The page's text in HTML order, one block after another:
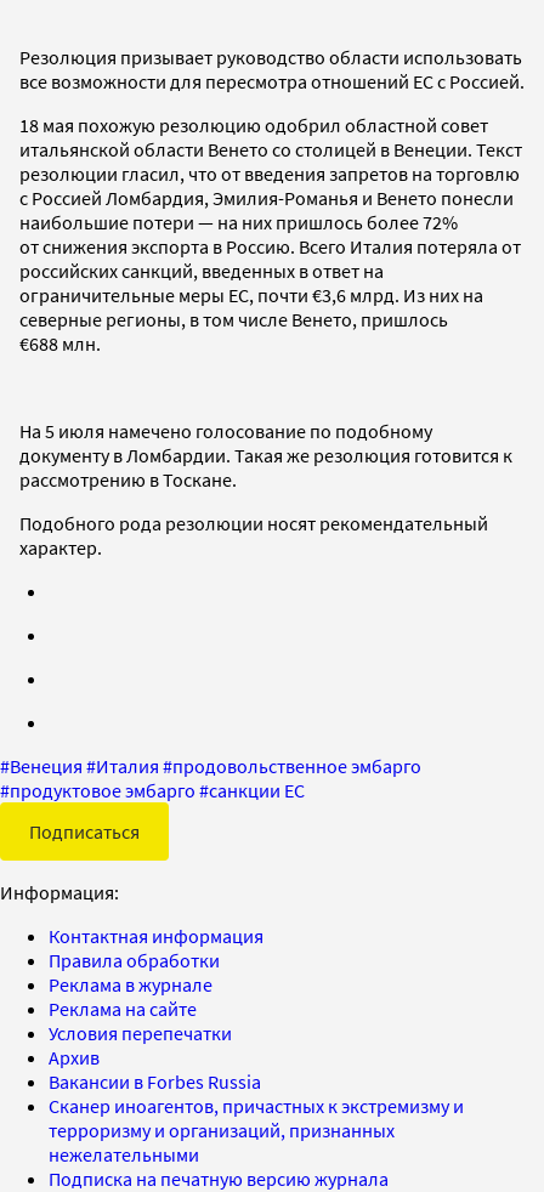
Резолюция призывает руководство области использовать
все возможности для пересмотра отношений ЕС с Россией.
18 мая похожую резолюцию одобрил областной совет
итальянской области Венето со столицей в Венеции. Текст
резолюции гласил, что от введения запретов на торговлю
с Россией Ломбардия, Эмилия-Романья и Венето понесли
наибольшие потери — на них пришлось более 72%
от снижения экспорта в Россию. Всего Италия потеряла от
российских санкций, введенных в ответ на
ограничительные меры ЕС, почти €3,6 млрд. Из них на
северные регионы, в том числе Венето, пришлось
€688 млн.
На 5 июля намечено голосование по подобному
документу в Ломбардии. Такая же резолюция готовится к
рассмотрению в Тоскане.
Подобного рода резолюции носят рекомендательный
характер.
#Венеция #Италия #продовольственное эмбарго
#продуктовое эмбарго #санкции ЕС
Подписаться
Информация:
Контактная информация
Правила обработки
Реклама в журнале
Реклама на сайте
Условия перепечатки
Архив
Вакансии в Forbes Russia
Сканер иноагентов, причастных к экстремизму и
терроризму и организаций, признанных
нежелательными
Подписка на печатную версию журнала